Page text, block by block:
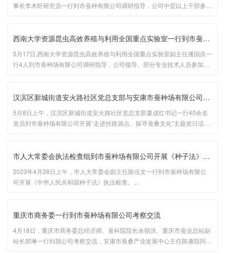
事长李木旺研究员一行到市蚕种有限公司调研指导，公司中层以上干部参加
西南大学资源昆虫高效养殖与利用全国重点实验室一行到市蚕种场有···
5月17日,西南大学资源昆虫高效养殖与利用全国重点实验室副主任潘国庆一
行4人到市蚕种场有限公司调研指导，公司领导、部分专业技术人员参加座
汉滨区新城街道安火路社区党总支部与安康市蚕种场有限公司行政党···
5月8日上午，汉滨区新城街道安火路社区党总支部夏成红书记一行40余名
党员到市蚕种场有限公司开展“走进丝路源点、探寻蚕桑文化”主题党日活
市人大常委会执法检查组到市蚕种场有限公司开展《种子法》实施情···
2023年4月28日上午，市人大常委会副主任陈伍文一行到市蚕种场有限公
司开展《中华人民共和国种子法》执法检查。...
重庆市商务委一行到市蚕种场有限公司考察交流
4月18日，重庆市商务委总经济师、蚕科院院长余朝洪、重庆市蚕业总站副
站长郑琳一行到我公司考察交流，安康市蚕桑产业发展中心主任陈康陪同考